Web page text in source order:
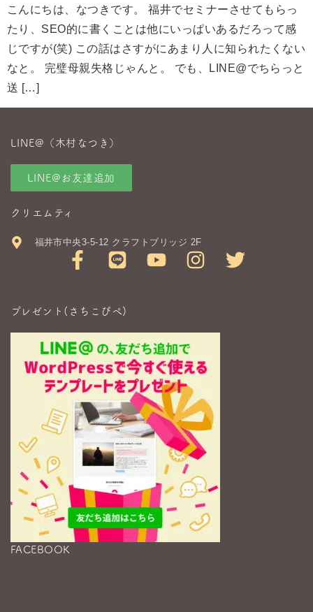
こんにちは、なつきです。 福井でセミナーさせてもらっ
たり、SEO的に書くことは他にいっぱいあるだろって感
じですが(笑) この話はさすがにあまり人に知られたくない
なと。 完璧母親失格じゃんと。 でも、LINE@でちらっと
送 […]
LINE@（木村なつき）
LINE@お友達追加
クリエムティ
福井市中央3-5-12 クラフトブリッジ 2F
プレゼント(さちこぴぺ)
FACEBOOK